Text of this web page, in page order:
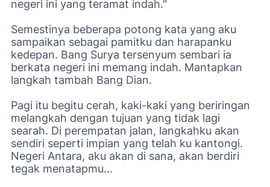
negeri ini yang teramat indah."
Semestinya beberapa potong kata yang aku
sampaikan sebagai pamitku dan harapanku
kedepan. Bang Surya tersenyum sembari ia
berkata negeri ini memang indah. Mantapkan
langkah tambah Bang Dian.
Pagi itu begitu cerah, kaki-kaki yang beriringan
melangkah dengan tujuan yang tidak lagi
searah. Di perempatan jalan, langkahku akan
sendiri seperti impian yang telah ku kantongi.
Negeri Antara, aku akan di sana, akan berdiri
tegak menatapmu...